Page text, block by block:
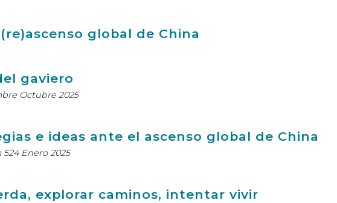
global de China
gaviero
Octubre 2025
e ideas ante el ascenso global de China
Enero 2025
explorar caminos, intentar vivir